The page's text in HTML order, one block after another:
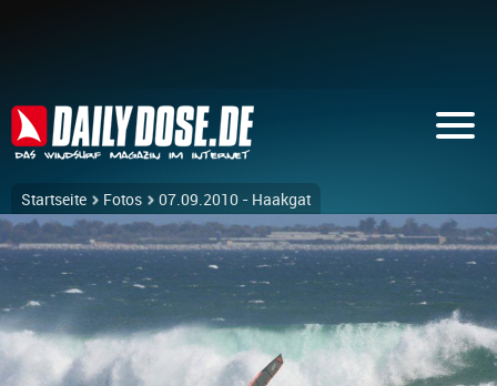
Startseite Fotos 07.09.2010 - Haakgat